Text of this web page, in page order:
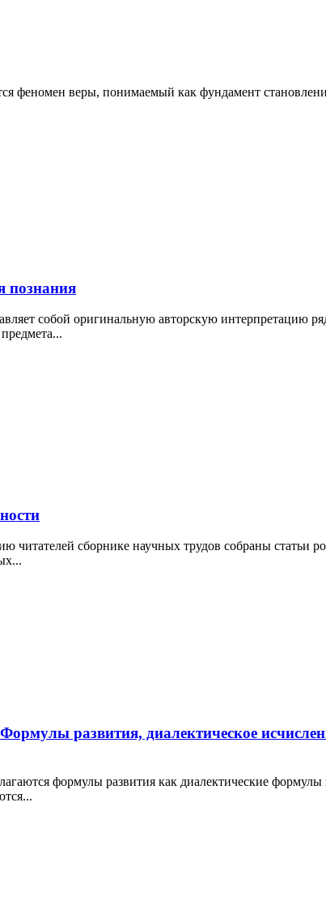
феномен веры, понимаемый как фундамент
познания
собой оригинальную авторскую интерпретацию
читателей сборнике научных трудов собраны статьи
развития, диалектическое
формулы развития как диалектические формулы